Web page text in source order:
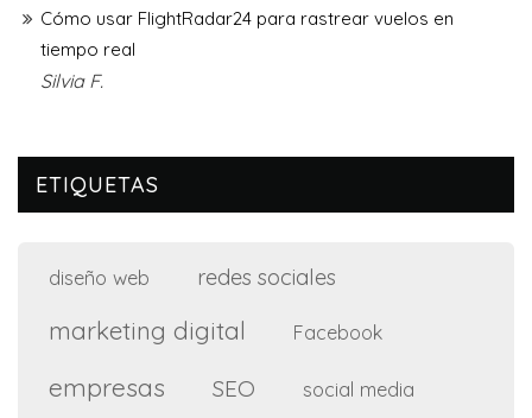
Cómo usar FlightRadar24 para rastrear vuelos en
tiempo real
Silvia F.
ETIQUETAS
diseño web redes sociales
marketing digital Facebook
empresas SEO social media